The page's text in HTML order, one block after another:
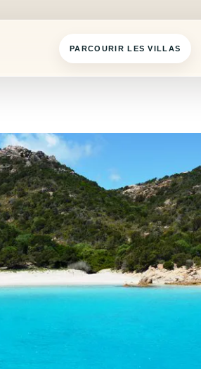
PARCOURIR LES VILLAS